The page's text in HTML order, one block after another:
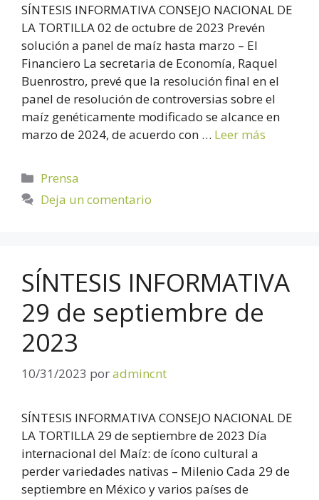
SÍNTESIS INFORMATIVA CONSEJO NACIONAL DE
LA TORTILLA 02 de octubre de 2023 Prevén
solución a panel de maíz hasta marzo – El
Financiero La secretaria de Economía, Raquel
Buenrostro, prevé que la resolución final en el
panel de resolución de controversias sobre el
maíz genéticamente modificado se alcance en
marzo de 2024, de acuerdo con … Leer más
Prensa
Deja un comentario
SÍNTESIS INFORMATIVA
29 de septiembre de
2023
10/31/2023 poradmincnt
SÍNTESIS INFORMATIVA CONSEJO NACIONAL DE
LA TORTILLA 29 de septiembre de 2023 Día
internacional del Maíz: de ícono cultural a
perder variedades nativas – Milenio Cada 29 de
septiembre en México y varios países de